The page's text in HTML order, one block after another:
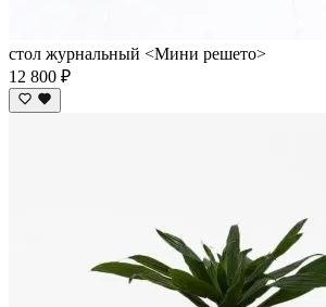
стол журнальный <Мини решето>
12 800 ₽